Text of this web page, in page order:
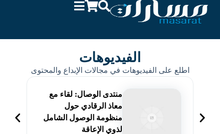
الفيديوهات
اطلع على الفيديوهات في مجالات الإبداع والمحتوى
منتدى الوصال: لقاء مع
معاذ الرقادي حول
منظومة الوصول الشامل
لذوي الإعاقة